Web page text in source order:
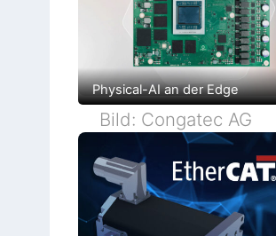
Physical-AI an der Edge
Bild: Congatec AG